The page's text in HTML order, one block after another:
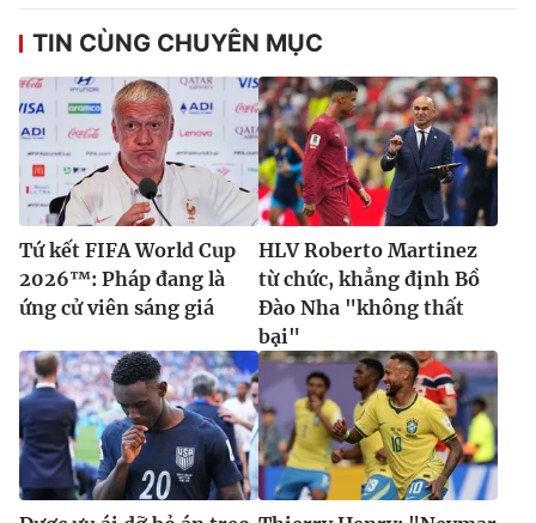
TIN CÙNG CHUYÊN MỤC
Tứ kết FIFA World Cup
2026™: Pháp đang là
ứng cử viên sáng giá
HLV Roberto Martinez
từ chức, khẳng định Bồ
Đào Nha "không thất
bại"